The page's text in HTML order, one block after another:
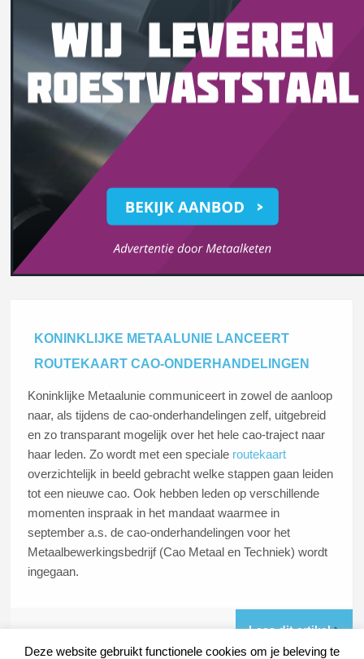
KONINKLIJKE METAALUNIE LANCEERT
ROUTEKAART CAO-ONDERHANDELINGEN
Koninklijke Metaalunie communiceert in zowel de aanloop
naar, als tijdens de cao-onderhandelingen zelf, uitgebreid
en zo transparant mogelijk over het hele cao-traject naar
haar leden. Zo wordt met een speciale routekaart
overzichtelijk in beeld gebracht welke stappen gaan leiden
tot een nieuwe cao. Ook hebben leden op verschillende
momenten inspraak in het mandaat waarmee in
september a.s. de cao-onderhandelingen voor het
Metaalbewerkingsbedrijf (Cao Metaal en Techniek) wordt
ingegaan.
Lees dit artikel
Deze website gebruikt functionele cookies om je beleving te